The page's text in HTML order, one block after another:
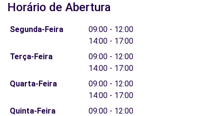
Horário de Abertura
Segunda-Feira
09:00 - 12:00
14:00 - 17:00
Terça-Feira
09:00 - 12:00
14:00 - 17:00
Quarta-Feira
09:00 - 12:00
14:00 - 17:00
Quinta-Feira
09:00 - 12:00